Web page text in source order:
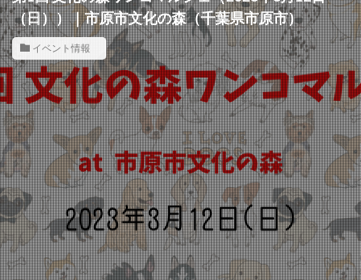
（日））｜市原市文化の森（千葉県市原市）
イベント情報